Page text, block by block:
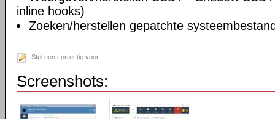
inline hooks)
Zoeken/herstellen gepatchte
Stel een correctie voor
Screenshots: